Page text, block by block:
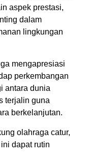
aspek prestasi,
dalam
lingkungan
mengapresiasi
perkembangan
antara dunia
terjalin guna
berkelanjutan.
olahraga catur,
dapat rutin